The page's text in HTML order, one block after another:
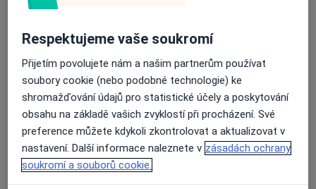
Prenatální vyšetření
Gynekologický ultrazvuk
Gynekologické vyšetření
Podrobnostigynekologické vyšetření
+1 služba
Respektujeme vaše soukromí
Přijetím povolujete nám a našim partnerům používat
soubory cookie (nebo podobné technologie) ke
shromažďování údajů pro statistické účely a poskytování
obsahu na základě vašich zvyklostí při procházení. Své
preference můžete kdykoli zkontrolovat a aktualizovat v
nastavení. Další informace naleznete v zásadách ochrany
soukromí a souborů cookie.